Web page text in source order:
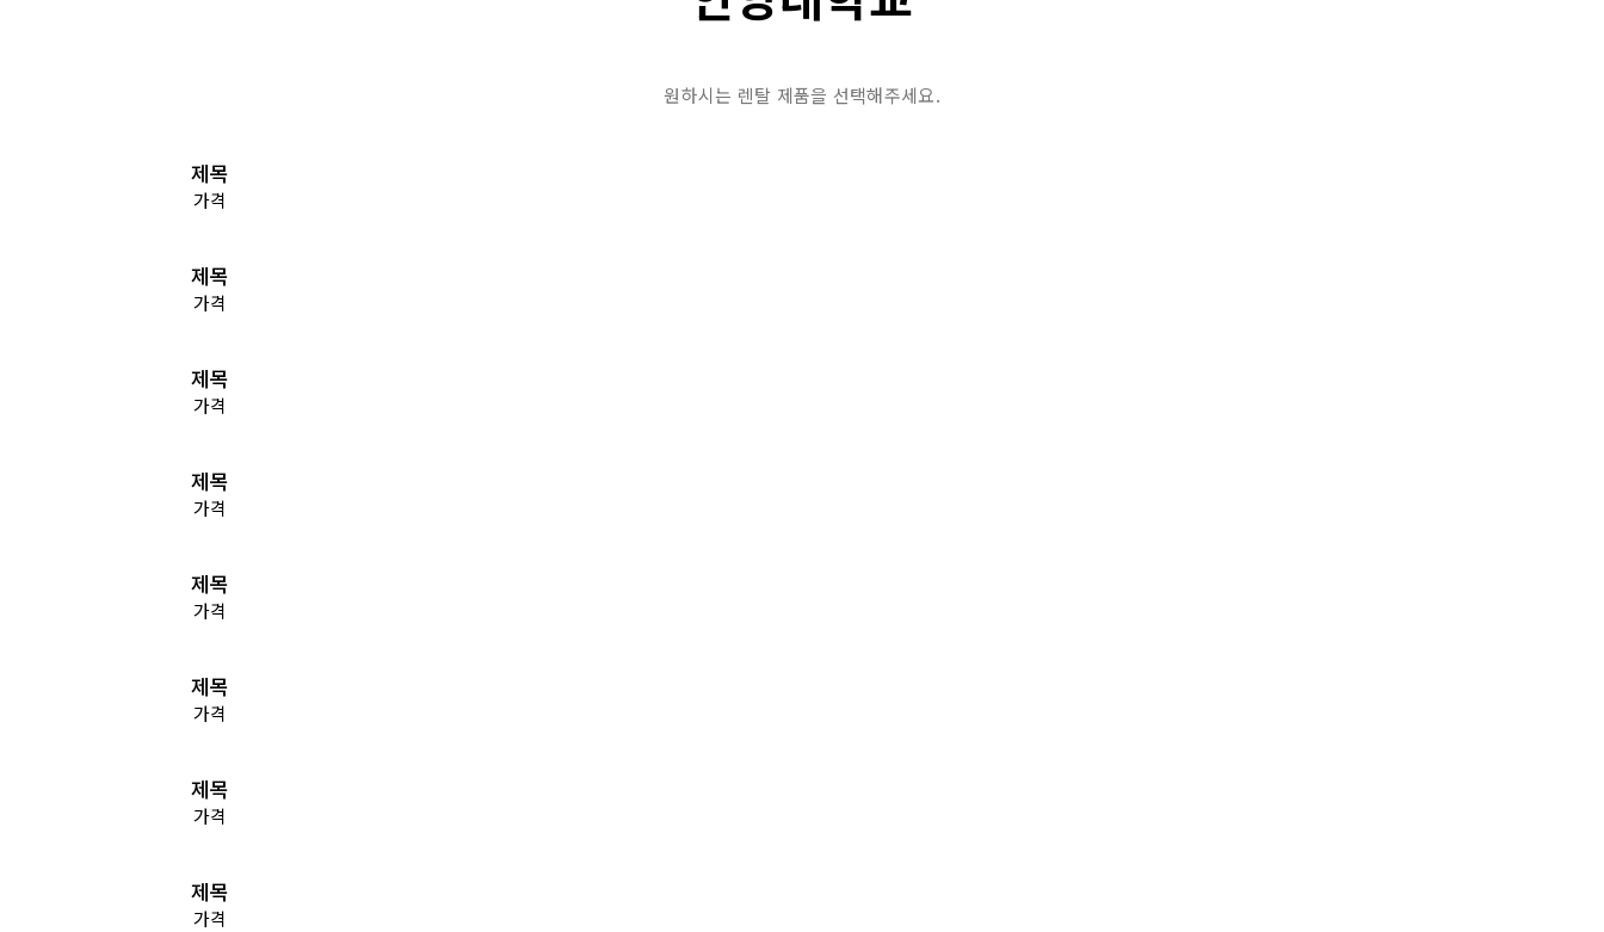
원하시는 렌탈 제품을 선택해주세요.
제목
가격
제목
가격
제목
가격
제목
가격
제목
가격
제목
가격
제목
가격
제목
가격